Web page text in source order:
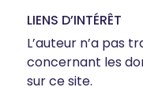
LIENS D’INTÉRÊT
L’auteur n’a pas
concernant les
sur ce site.